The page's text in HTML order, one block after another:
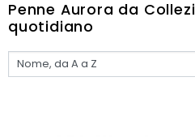
Penne Aurora da
quotidiano